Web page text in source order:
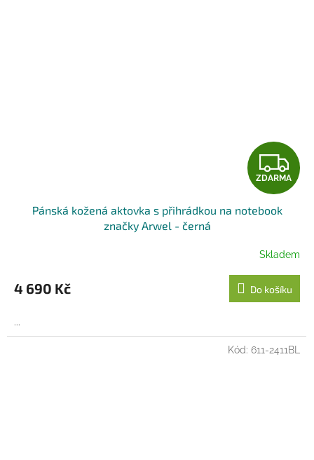
Z
D
R
M
A
ZDARMA
Pánská kožená aktovka s přihrádkou na notebook
značky Arwel - černá
Skladem
4 690 Kč Do košíku
...
Kód: 611-2411BL